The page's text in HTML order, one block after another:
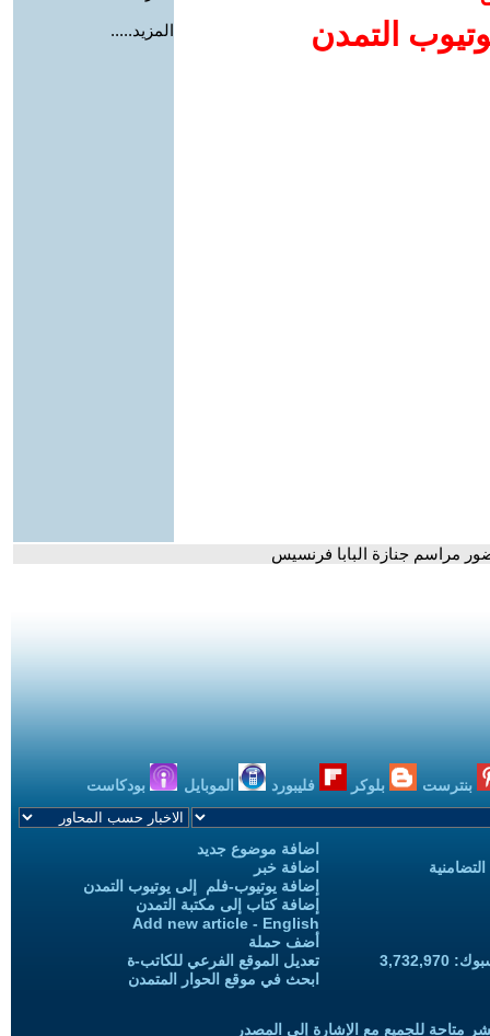
التمدن
المزيد.....
مراسم جنازة البابا فرنسيس
بنترست بلوكر فليبورد الموبايل بودكاست
اضافة موضوع جديد
اضافة خبر
إضافة يوتيوب-فلم إلى يوتيوب التمدن
إضافة كتاب إلى مكتبة التمدن
Add new article - English
أضف حملة
تعديل الموقع الفرعي للكاتب-ة
ابحث في موقع الحوار المتمدن
متاحة للجميع مع الإشارة إلى المصدر